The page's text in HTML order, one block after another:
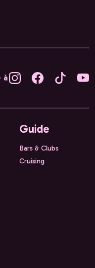
à
Guide
Bars & Clubs
Cruising